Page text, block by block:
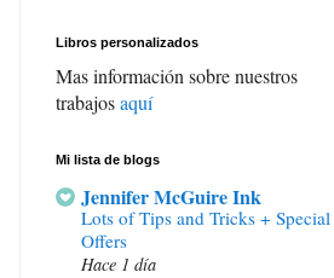
Libros personalizados
Mas información sobre nuestros
trabajosaquí
Mi lista de blogs
Jennifer McGuire Ink
Lots of Tips and Tricks + Special
Offers
Hace 1 día